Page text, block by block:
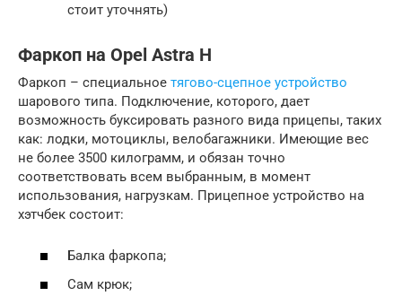
стоит уточнять)
Фаркоп на Opel Astra H
Фаркоп – специальное тягово-сцепное устройство
шарового типа. Подключение, которого, дает
возможность буксировать разного вида прицепы, таких
как: лодки, мотоциклы, велобагажники. Имеющие вес
не более 3500 килограмм, и обязан точно
соответствовать всем выбранным, в момент
использования, нагрузкам. Прицепное устройство на
хэтчбек состоит:
Балка фаркопа;
Сам крюк;